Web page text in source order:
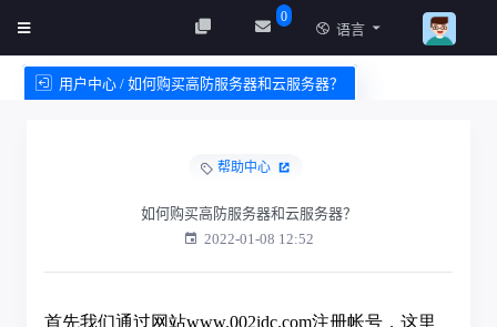
0
语言
用户中心 / 如何购买高防服务器和云服务器？
帮助中心
如何购买高防服务器和云服务器？
2022-01-08 12:52